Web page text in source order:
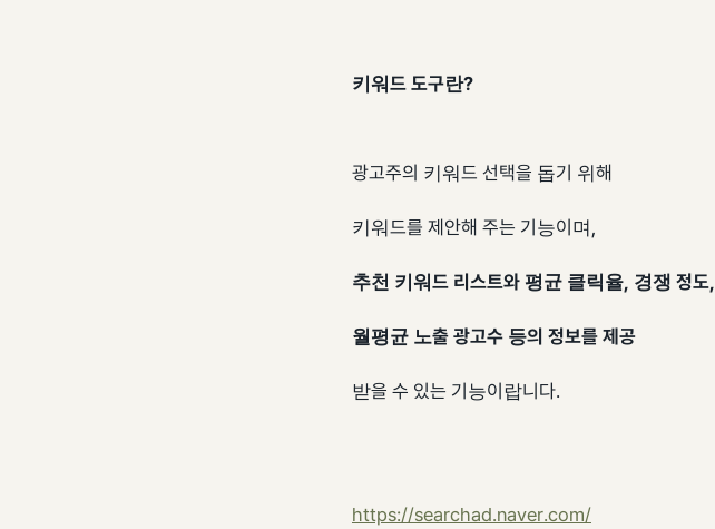
키워드 도구란?
광고주의 키워드 선택을 돕기 위해
키워드를 제안해 주는 기능이며,
추천 키워드 리스트와 평균 클릭율, 경쟁 정도,
월평균 노출 광고수 등의 정보를 제공
받을 수 있는 기능이랍니다.
https://searchad.naver.com/